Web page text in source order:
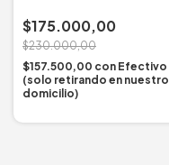
$175.000,00
$230.000,00
$157.500,00 con Efectivo
(solo retirando en nuestro
domicilio)